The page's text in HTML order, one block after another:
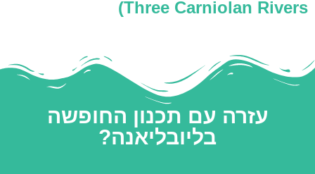
Three Carniolan Rivers)
עזרה עם תכנון החופשה
בליובליאנה?